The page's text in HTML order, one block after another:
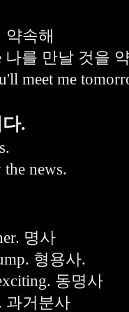
약속해
나를 만날 것을
meet me
.
news.
명사
형용사.
동명사
과거분사